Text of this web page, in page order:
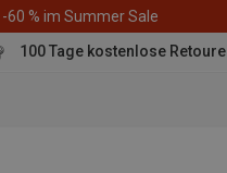
60 % im Summer Sale
100 Tage kostenlose Retoure